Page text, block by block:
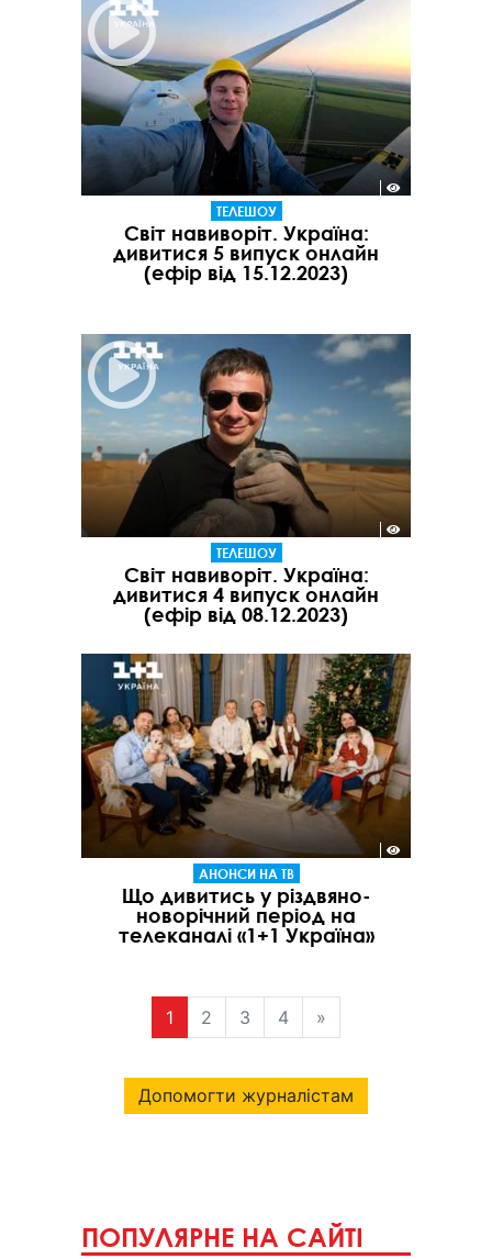
ТЕЛЕШОУ
Світ навиворіт. Україна:
дивитися 5 випуск онлайн
(ефір від 15.12.2023)
ТЕЛЕШОУ
Світ навиворіт. Україна:
дивитися 4 випуск онлайн
(ефір від 08.12.2023)
АНОНСИ НА ТВ
Що дивитись у різдвяно-
новорічний період на
телеканалі «1+1 Україна»
1 2 3 4 »
Допомогти журналістам
ПОПУЛЯРНЕ НА САЙТІ